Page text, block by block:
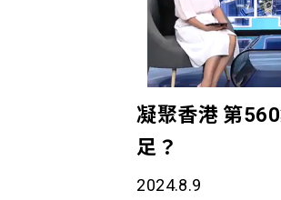
来三年将为成功申
款，让他们报读
帮助弱势青年在
迫切需要的青年解
建立健康的人力资
透过多元化的计划
凝聚香港 第
足？
2024.8.9